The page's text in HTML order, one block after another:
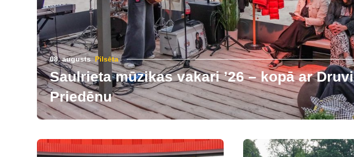
08. augusts Pilsēta
Saulrieta mūzikas vakari ’26 – kopā ar Druvi
Priedēnu